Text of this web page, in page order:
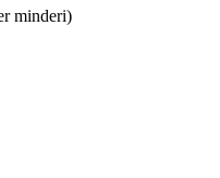
minderi)